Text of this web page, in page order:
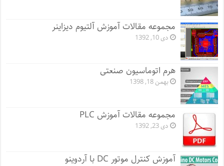
مجموعه مقالات آموزش آلتیوم دیزاینر
دی 10, 1392
هرم اتوماسیون صنعتی
بهمن 18, 1398
مجموعه مقالات آموزش PLC
دی 23, 1392
آموزش کنترل موتور DC با آردوینو